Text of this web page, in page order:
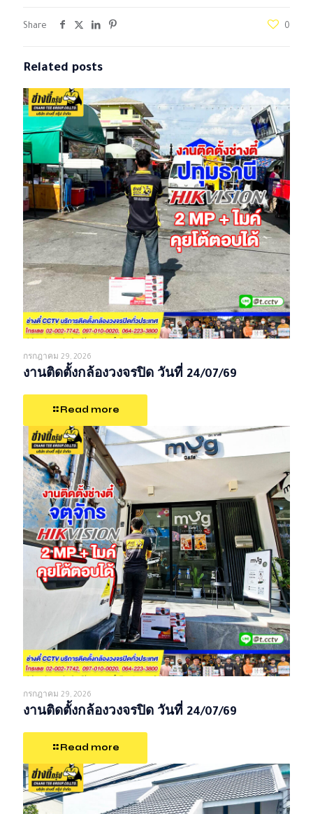
Share 0
Related posts
กรกฎาคม 29, 2026
งานติดตั้งกล้องวงจรปิด วันที่ 24/07/69
Read more
กรกฎาคม 29, 2026
งานติดตั้งกล้องวงจรปิด วันที่ 24/07/69
Read more